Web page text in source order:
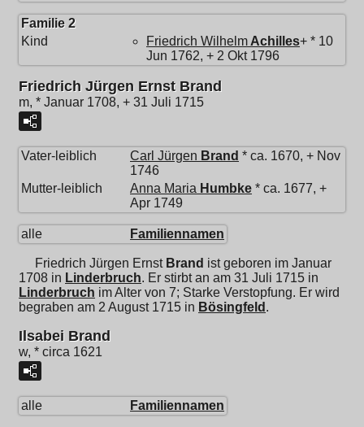
Familie 2
Kind
Friedrich Wilhelm Achilles+ * 10
Jun 1762, + 2 Okt 1796
Friedrich Jürgen Ernst Brand
m, * Januar 1708, + 31 Juli 1715
Vater-leiblich Carl Jürgen Brand * ca. 1670, + Nov
1746
Mutter-leiblich
Anna Maria Humbke * ca. 1677, +
Apr 1749
alle Familiennamen
Friedrich Jürgen Ernst Brand ist geboren im Januar
1708 in Linderbruch. Er stirbt an am 31 Juli 1715 in
Linderbruch im Alter von 7; Starke Verstopfung. Er wird
begraben am 2 August 1715 in Bösingfeld .
Ilsabei Brand
w, * circa 1621
alle Familiennamen